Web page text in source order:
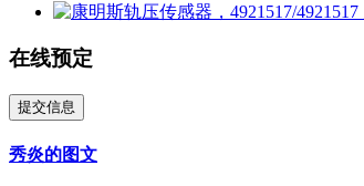
在线预定
提交信息
秀炎的图文